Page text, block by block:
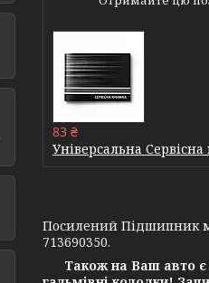
83 ₴
Універсальна
Посилений Підшипник
713690350.
Також на Ваш авто є